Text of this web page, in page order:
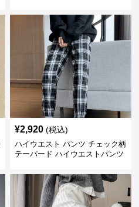
¥2,920 (税込)
ハイウエスト パンツ チェック柄
テーパード ハイウエストパンツ